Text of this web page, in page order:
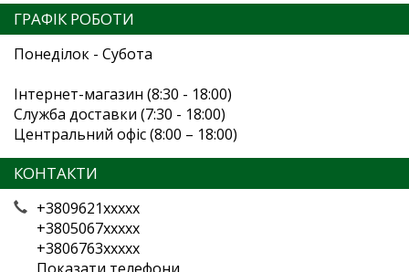
ГРАФІК РОБОТИ
Понеділок - Субота
Інтернет-магазин (8:30 - 18:00)
Служба доставки (7:30 - 18:00)
Центральний офіс (8:00 – 18:00)
КОНТАКТИ
+3809621xxxxx
+3805067xxxxx
+3806763xxxxx
Показати телефони